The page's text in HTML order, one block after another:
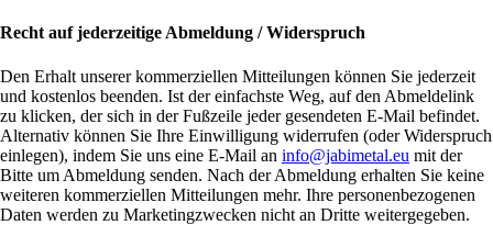
Recht auf jederzeitige Abmeldung / Widerspruch
Den Erhalt unserer kommerziellen Mitteilungen können Sie jederzeit
und kostenlos beenden. Ist der einfachste Weg, auf den Abmeldelink
zu klicken, der sich in der Fußzeile jeder gesendeten E-Mail befindet.
Alternativ können Sie Ihre Einwilligung widerrufen (oder Widerspruch
einlegen), indem Sie uns eine E-Mail an info@jabimetal.eu mit der
Bitte um Abmeldung senden. Nach der Abmeldung erhalten Sie keine
weiteren kommerziellen Mitteilungen mehr. Ihre personenbezogenen
Daten werden zu Marketingzwecken nicht an Dritte weitergegeben.